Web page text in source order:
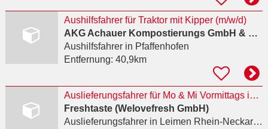
Aushilfsfahrer für Traktor mit Kipper (m/w/d)
AKG Achauer Kompostierungs GmbH & Co. KG
Aushilfsfahrerin Pfaffenhofen
Entfernung: 40,9km
Auslieferungsfahrer für Mo & Mi Vormittags in Minijob (m/w/d)
Freshtaste (Welovefresh GmbH)
Auslieferungsfahrerin Leimen Rhein-Neckar-Kreis, Sankt Ilgen